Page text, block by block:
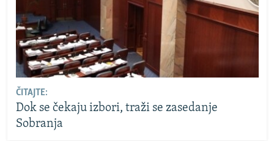
ČITAJTE:
Dok se čekaju izbori, traži se zasedanje
Sobranja